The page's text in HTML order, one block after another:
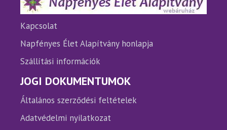
választhatók
ki
ki
Kapcsolat
Napfényes Élet Alapítvány honlapja
Szállítási információk
JOGI DOKUMENTUMOK
Általános szerződési feltételek
Adatvédelmi nyilatkozat